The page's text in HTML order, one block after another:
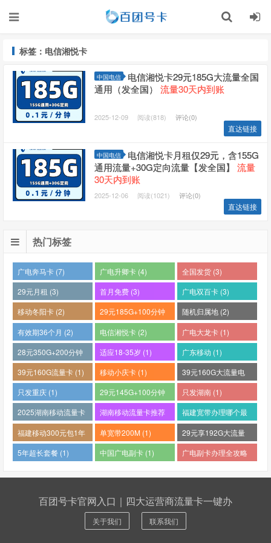
标签：电信湘悦卡
中国电信
电信湘悦卡29元185G大流量全国
通用（发全国） 流量30天内到账
2025-12-09 阅读(818) 评论(0)
直达链接
中国电信
电信湘悦卡月租仅29元，含155G
通用流量+30G定向流量【发全国】 流量
30天内到账
2025-12-06 阅读(1021) 评论(0)
直达链接
热门标签
广电奔马卡 (7) 广电升卿卡 (4)
全国发货 (3)
29元月租 (3)
首月免费 (3)
广电双百卡 (3)
移动冬阳卡 (2)
29元185G+100分钟
(2)
随机归属地 (2)
有效期36个月 (2)
电信湘悦卡 (2)
广电大龙卡 (1)
28元350G+200分钟
(1)
适应18-35岁 (1)
广东移动 (1)
39元160G流量卡 (1)
移动小庆卡 (1)
39元160G大流量电
话卡 (1)
只发重庆 (1)
29元145G+100分钟
(1)
只发湖南 (1)
2025湖南移动流量卡
哪个好 (1)
湖南移动流量卡推荐
(1)
福建宽带办理哪个最
便宜 (1)
福建移动300元包1年
(1)
单宽带200M (1)
29元享192G大流量
(1)
5年超长套餐 (1) 中国广电副卡 (1)
广电副卡办理全攻略
百团号卡官网入口｜四大运营商流量卡一键办
关于我们 联系我们